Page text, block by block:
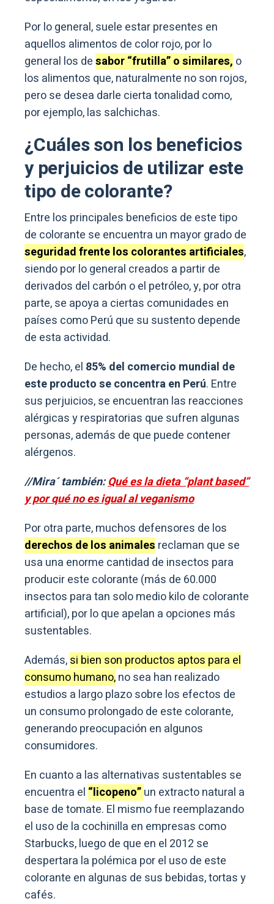
Por lo general, suele estar presentes en
aquellos alimentos de color rojo, por lo
general los desabor “frutilla” o similares, o
los alimentos que, naturalmente no son rojos,
pero se desea darle cierta tonalidad como,
por ejemplo, las salchichas.
¿Cuáles son los beneficios
y perjuicios de utilizar este
tipo de colorante?
Entre los principales beneficios de este tipo
de colorante se encuentra un mayor grado de
seguridad frente los colorantes artificiales,
siendo por lo general creados a partir de
derivados del carbón o el petróleo, y, por otra
parte, se apoya a ciertas comunidades en
países como Perú que su sustento depende
de esta actividad.
De hecho, el 85% del comercio mundial de
este producto se concentra en Perú. Entre
sus perjuicios, se encuentran las reacciones
alérgicas y respiratorias que sufren algunas
personas, además de que puede contener
alérgenos.
//Mira´ también:Qué es la dieta “plant based”
y por qué no es igual al veganismo
Por otra parte, muchos defensores de los
derechos de los animales reclaman que se
usa una enorme cantidad de insectos para
producir este colorante (más de 60.000
insectos para tan solo medio kilo de colorante
artificial), por lo que apelan a opciones más
sustentables.
Además,si bien son productos aptos para el
consumo humano,no sea han realizado
estudios a largo plazo sobre los efectos de
un consumo prolongado de este colorante,
generando preocupación en algunos
consumidores.
En cuanto a las alternativas sustentables se
encuentra el “licopeno”un extracto natural a
base de tomate. El mismo fue reemplazando
el uso de la cochinilla en empresas como
Starbucks, luego de que en el 2012 se
despertara la polémica por el uso de este
colorante en algunas de sus bebidas, tortas y
cafés.